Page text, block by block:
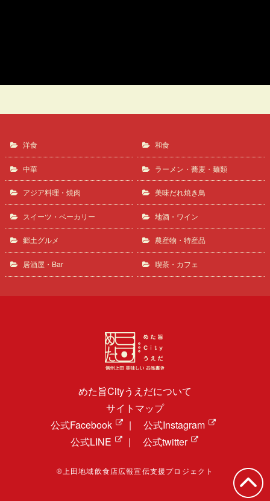
洋食 和食
中華 ラーメン・蕎麦・麺類
アジア料理・焼肉 美味だれ焼き鳥
スイーツ・ベーカリー 地酒・ワイン
郷土グルメ 農産物・特産品
居酒屋・Bar 喫茶・カフェ
めた旨Cityうえだについて
サイトマップ
公式Facebook
| 公式Instagram
公式LINE
| 公式twitter
®上田地域飲食店広報宣伝支援プロジェクト